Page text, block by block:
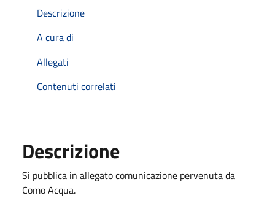
Descrizione
A cura di
Allegati
Contenuti correlati
Descrizione
Si pubblica in allegato comunicazione pervenuta da
Como Acqua.